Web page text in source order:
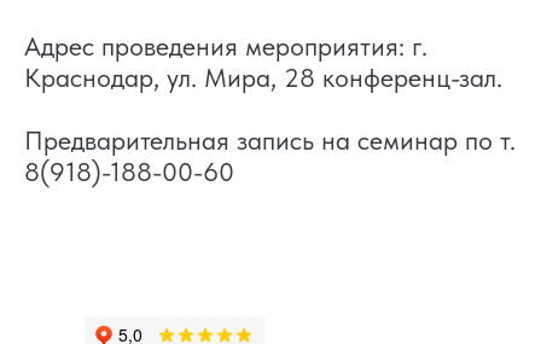
Адрес проведения мероприятия: г.
Краснодар, ул. Мира, 28 конференц-зал.
Предварительная запись на семинар по т.
8(918)-188-00-60